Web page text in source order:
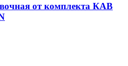
от комплекта КАВ